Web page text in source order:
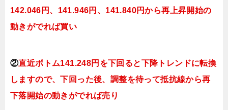
142.046円、141.946円、141.840円から再上昇開始の
動きがでれば買い
②直近ボトム141.248円を下回ると下降トレンドに転換
しますので、下回った後、調整を待って抵抗線から再
下落開始の動きがでれば売り